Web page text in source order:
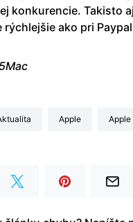
konkurencie. Takisto
rýchlejšie ako pri
aktualita Apple